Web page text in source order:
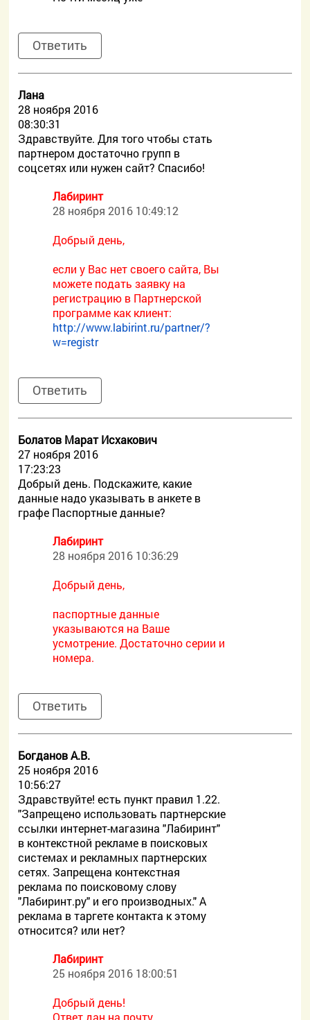
Ответить
Лана
28 ноября 2016
08:30:31
Здравствуйте. Для того чтобы стать
партнером достаточно групп в
соцсетях или нужен сайт? Спасибо!
Лабиринт
28 ноября 2016 10:49:12
Добрый день,
если у Вас нет своего сайта, Вы
можете подать заявку на
регистрацию в Партнерской
программе как клиент:
http://www.labirint.ru/partner/?
w=registr
Ответить
Болатов Марат Исхакович
27 ноября 2016
17:23:23
Добрый день. Подскажите, какие
данные надо указывать в анкете в
графе Паспортные данные?
Лабиринт
28 ноября 2016 10:36:29
Добрый день,
паспортные данные
указываются на Ваше
усмотрение. Достаточно серии и
номера.
Ответить
Богданов А.В.
25 ноября 2016
10:56:27
Здравствуйте! есть пункт правил 1.22.
"Запрещено использовать партнерские
ссылки интернет-магазина "Лабиринт"
в контекстной рекламе в поисковых
системах и рекламных партнерских
сетях. Запрещена контекстная
реклама по поисковому слову
"Лабиринт.ру" и его производных." А
реклама в таргете контакта к этому
относится? или нет?
Лабиринт
25 ноября 2016 18:00:51
Добрый день!
Ответ дан на почту.